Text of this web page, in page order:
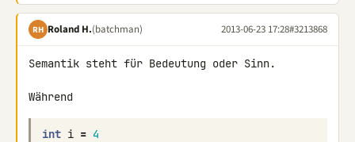
RH Roland H.(batchman) 2013-06-23 17:28#3213868
Semantik steht für Bedeutung oder Sinn.
int i = 4